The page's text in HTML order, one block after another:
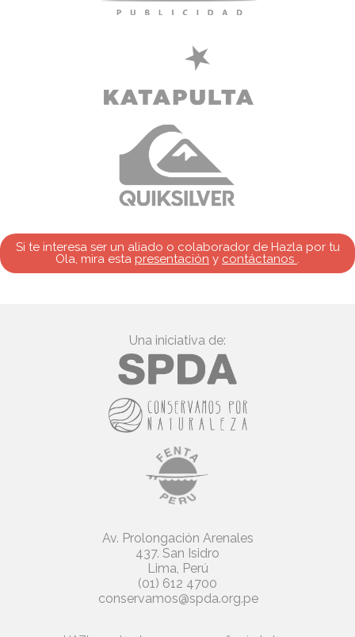
Si te interesa ser un aliado o colaborador de Hazla por tu
Ola, mira esta presentación y contáctanos .
Una iniciativa de:
Av. Prolongación Arenales
437. San Isidro
Lima, Perú
(01) 612 4700
conservamos@spda.org.pe